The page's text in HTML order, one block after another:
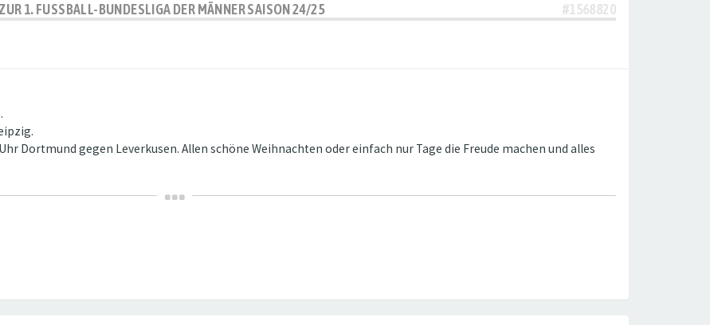
1. FUSSBALL-BUNDESLIGA DER MÄNNER SAISON 24/25 #1568820
Dortmund gegen Leverkusen. Allen schöne Weihnachten oder einfach nur Tage die Freude machen und alles